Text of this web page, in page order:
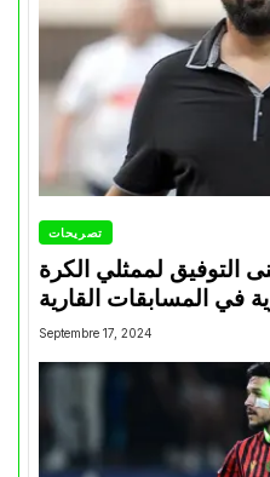
تصريحات
التوفيق لممثلي الكرة
Septembre 17, 2024